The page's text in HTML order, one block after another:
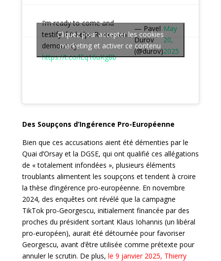
I’m ready to come and
testify if it helps Romanian
democracy.
https://t.co/lEq16uKg8b
— Pavel
Durov
(@durov)
May
20,
2025
Cliquez pour accepter les cookies
marketing et activer ce contenu
Des Soupçons d’Ingérence Pro-Européenne
Bien que ces accusations aient été démenties par le
Quai d’Orsay et la DGSE, qui ont qualifié ces allégations
de « totalement infondées », plusieurs éléments
troublants alimentent les soupçons et tendent à croire
la thèse d’ingérence pro-européenne. En novembre
2024, des enquêtes ont révélé que la campagne
TikTok pro-Georgescu, initialement financée par des
proches du président sortant Klaus Iohannis (un libéral
pro-européen), aurait été détournée pour favoriser
Georgescu, avant d’être utilisée comme prétexte pour
annuler le scrutin. De plus, le 9 janvier 2025, Thierry